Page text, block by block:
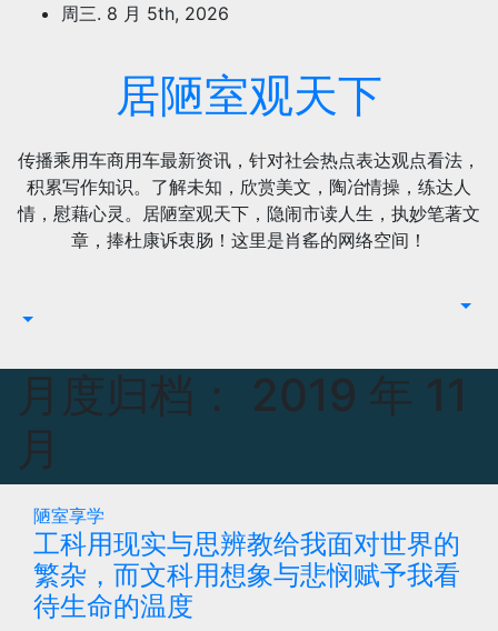
周三. 8 月 5th, 2026
居陋室观天下
传播乘用车商用车最新资讯，针对社会热点表达观点看法，
积累写作知识。了解未知，欣赏美文，陶冶情操，练达人
情，慰藉心灵。居陋室观天下，隐闹市读人生，执妙笔著文
章，捧杜康诉衷肠！这里是肖䍃的网络空间！
月度归档： 2019 年 11
月
陋室享学
工科用现实与思辨教给我面对世界的
繁杂，而文科用想象与悲悯赋予我看
待生命的温度